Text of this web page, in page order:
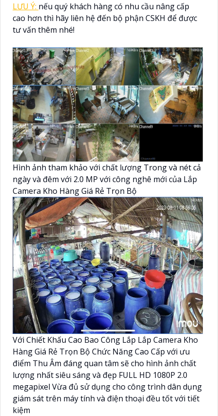
LƯU Ý: nếu quý khách hàng có nhu cầu nâng cấp
cao hơn thì hãy liên hệ đến bộ phận CSKH để được
tư vấn thêm nhé!
Hình ảnh tham khảo với chất lượng Trong và nét cả
ngày và đêm với 2.0 MP với công nghê mới của Lắp
Camera Kho Hàng Giá Rẻ Trọn Bộ
Với Chiết Khấu Cao Bao Công Lắp Lắp Camera Kho
Hàng Giá Rẻ Trọn Bộ Chức Năng Cao Cấp với ưu
điểm Thu Âm đáng quan tâm sẽ cho hình ảnh chất
lượng nhất siêu sáng và đẹp FULL HD 1080P 2.0
megapixel Vừa đủ sử dụng cho công trình dân dụng
giám sát trên máy tính và điện thoại đều tốt với tiết
kiệm